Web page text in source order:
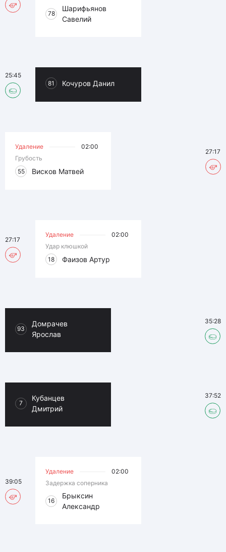
78
Шарифьянов
Савелий
81 Кочуров Данил
25:45
Удаление
02:00
Грубость
55
Висков Матвей
27:17
Удаление
02:00
Удар клюшкой
18
Фаизов Артур
27:17
93
Домрачев
Ярослав
35:28
7
Кубанцев
Дмитрий
37:52
Удаление
02:00
Задержка соперника
16
Брыксин
Александр
39:05